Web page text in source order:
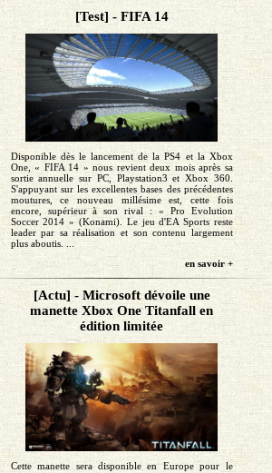
[Test] - FIFA 14
Disponible dès le lancement de la PS4 et la Xbox
One, « FIFA 14 » nous revient deux mois après sa
sortie annuelle sur PC, Playstation3 et Xbox 360.
S'appuyant sur les excellentes bases des précédentes
moutures, ce nouveau millésime est, cette fois
encore, supérieur à son rival : « Pro Evolution
Soccer 2014 » (Konami). Le jeu d'EA Sports reste
leader par sa réalisation et son contenu largement
plus aboutis. ...
en savoir +
[Actu] - Microsoft dévoile une
manette Xbox One Titanfall en
édition limitée
Cette manette sera disponible en Europe pour le